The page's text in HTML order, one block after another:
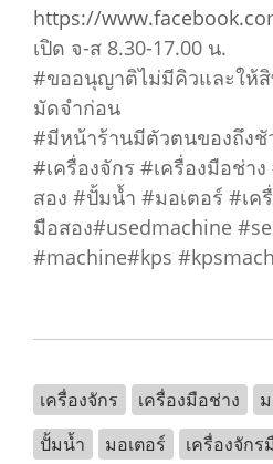
https://
เปิด จ-ส 8.30-17.00 น.
#ขออนุญาติไม่มีคิวและให้
มัดจำก่อน
#มีหน้าร้านมีตัวตนของถึงชั
#เครื่องจักร #เครื่องมือช่า
สอง #ปั้มน้ำ #มอเตอร์ #เค
มือสอง#usedmachine
#machine#kps
เครื่องจักร เครื่องมือช่าง
ปั้มน้ำ
มอเตอร์ เครื่องจักร